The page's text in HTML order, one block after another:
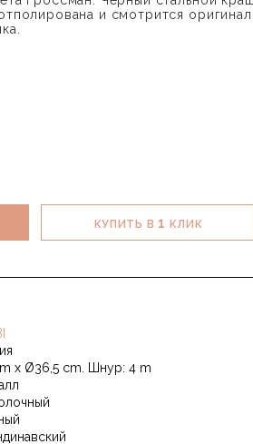
и смотрится
КУПИТЬ В1 КЛИК
х Ø36,5 cm. Шнур: 4 m